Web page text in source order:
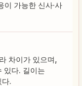
이 가능한 신사·사
차이가 있으며,
있다. 길이는
.